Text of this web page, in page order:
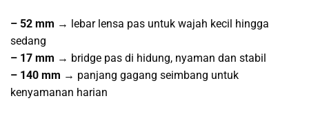
– 52 mm → lebar lensa pas untuk wajah kecil hingga
sedang
– 17 mm → bridge pas di hidung, nyaman dan stabil
– 140 mm → panjang gagang seimbang untuk
kenyamanan harian